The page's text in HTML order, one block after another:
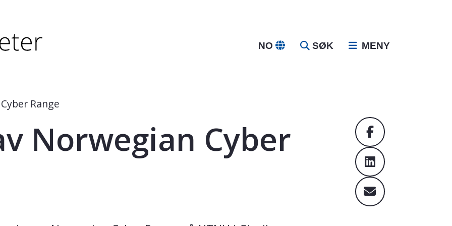
eller - (minus) for å forminske.
eller - (minus) for å forminske.
NO SØK MENY
Range
Norwegian Cyber